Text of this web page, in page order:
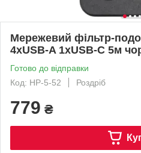
Мережевий фільтр-
4xUSB-A 1xUSB-C 5м
Готово до відправки
Код: HP-5-52
Роздріб
779 ₴